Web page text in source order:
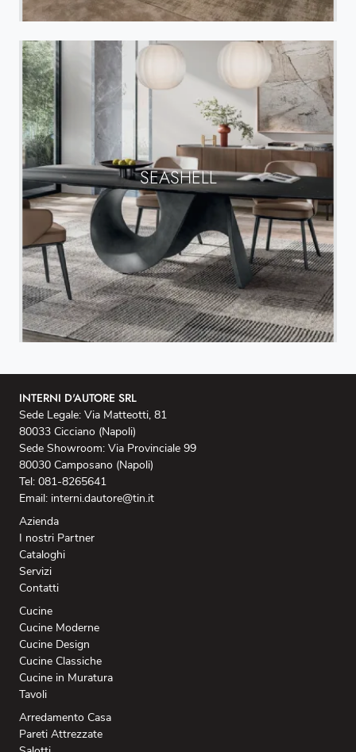
SEASHELL
INTERNI D'AUTORE SRL
Sede Legale: Via Matteotti, 81
80033 Cicciano (Napoli)
Sede Showroom: Via Provinciale 99
80030 Camposano (Napoli)
Tel: 081-8265641
Email: interni.dautore@tin.it
Azienda
I nostri Partner
Cataloghi
Servizi
Contatti
Cucine
Cucine Moderne
Cucine Design
Cucine Classiche
Cucine in Muratura
Tavoli
Arredamento Casa
Pareti Attrezzate